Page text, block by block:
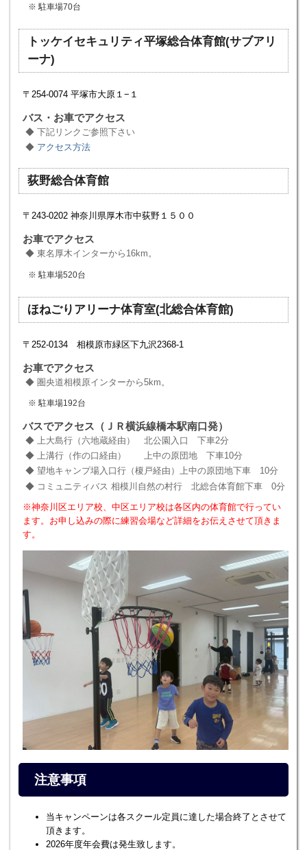
駐車場70台
トッケイセキュリティ平塚総合体育館(サブアリ
ーナ)
〒254-0074 平塚市大原１−１
バス・お車でアクセス
下記リンクご参照下さい
アクセス方法
荻野総合体育館
〒243-0202 神奈川県厚木市中荻野１５００
お車でアクセス
東名厚木インターから16km。
駐車場520台
ほねごりアリーナ体育室(北総合体育館)
〒252‐0134 相模原市緑区下九沢2368-1
お車でアクセス
圏央道相模原インターから5km。
駐車場192台
バスでアクセス（ＪＲ横浜線橋本駅南口発）
上大島行（六地蔵経由） 北公園入口 下車2分
上溝行（作の口経由） 上中の原団地 下車10分
望地キャンプ場入口行（榎戸経由）上中の原団地下車 10分
コミュニティバス 相模川自然の村行 北総合体育館下車 0分
※神奈川区エリア校、中区エリア校は各区内の体育館で行ってい
ます。お申し込みの際に練習会場など詳細をお伝えさせて頂きま
す。
注意事項
当キャンペーンは各スクール定員に達した場合終了とさせて
頂きます。
2026年度年会費は発生致します。